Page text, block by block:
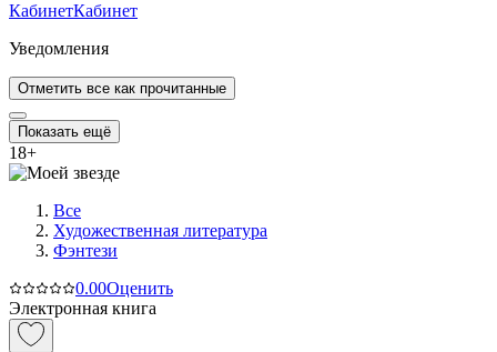
КабинетКабинет
Уведомления
Отметить все как прочитанные
Показать ещё
18+
Все
Художественная литература
Фэнтези
0.00Оценить
Электронная книга